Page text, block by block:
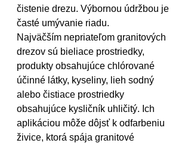
čistenie drezu. Výbornou údržbou je
časté umývanie riadu.
Najväčším nepriateľom granitových
drezov sú bieliace prostriedky,
produkty obsahujúce chlórované
účinné látky, kyseliny, lieh sodný
alebo čistiace prostriedky
obsahujúce kysličník uhličitý. Ich
aplikáciou môže dôjsť k odfarbeniu
živice, ktorá spája granitové